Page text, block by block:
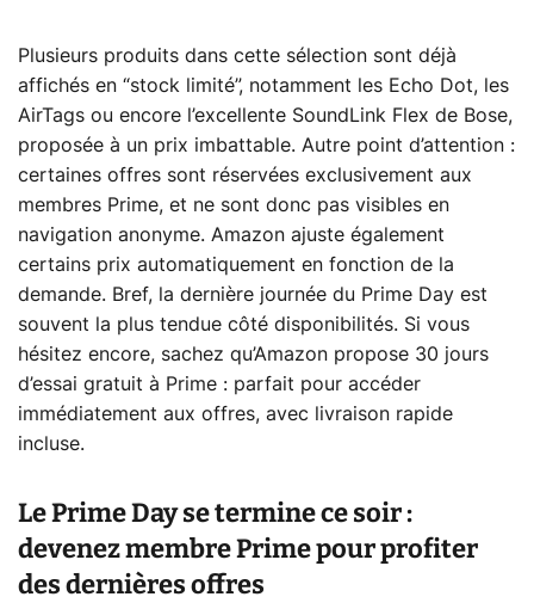
Plusieurs produits dans cette sélection sont déjà
affichés en “stock limité”, notamment les Echo Dot, les
AirTags ou encore l’excellente SoundLink Flex de Bose,
proposée à un prix imbattable. Autre point d’attention :
certaines offres sont réservées exclusivement aux
membres Prime, et ne sont donc pas visibles en
navigation anonyme. Amazon ajuste également
certains prix automatiquement en fonction de la
demande. Bref, la dernière journée du Prime Day est
souvent la plus tendue côté disponibilités. Si vous
hésitez encore, sachez qu’Amazon propose 30 jours
d’essai gratuit à Prime : parfait pour accéder
immédiatement aux offres, avec livraison rapide
incluse.
Le Prime Day se termine ce soir :
devenez membre Prime pour profiter
des dernières offres